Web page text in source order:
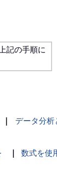
記の手順に
｜
データ分
｜
数式を使